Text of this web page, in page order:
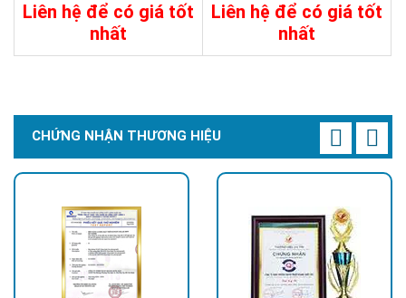
Liên hệ để có giá tốt
nhất
1.200.000đ
Liên hệ để có giá tốt
nhất
750.000đ
CHỨNG NHẬN THƯƠNG HIỆU